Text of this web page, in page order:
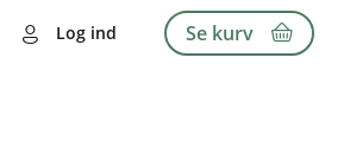
Log ind Se kurv